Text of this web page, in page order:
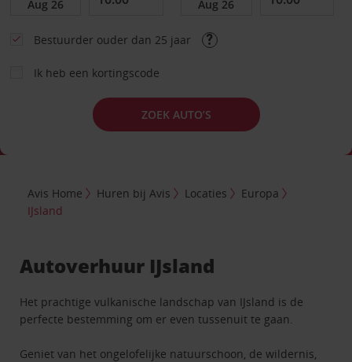
Bestuurder ouder dan 25 jaar
Ik heb een kortingscode
ZOEK AUTO’S
Avis Home Huren bij Avis Locaties
Europa
IJsland
Autoverhuur IJsland
Het prachtige vulkanische landschap van IJsland is de
perfecte bestemming om er even tussenuit te gaan.
Geniet van het ongelofelijke natuurschoon, de wildernis,